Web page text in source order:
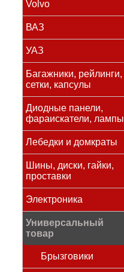
Volvo
ВАЗ
УАЗ
Багажники, рейлинги,
сетки, капсулы
Диодные панели,
фараискатели, лампы
Лебедки и домкраты
Шины, диски, гайки,
проставки
Электроника
Универсальный
товар
Брызговики